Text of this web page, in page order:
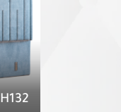
H132